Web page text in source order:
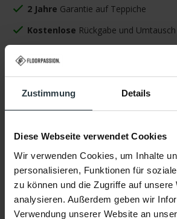
Zustimmung Details
Diese Webseite verwendet Cookies
Wir verwenden Cookies, um Inhalte
personalisieren, Funktionen für
zu können und die Zugriffe auf unsere
analysieren. Außerdem geben wir
Verwendung unserer Website an
2 Jahre Garantie auf Teppiche
Kostenlose Rückgabe und Umtausch
Eigenschaften